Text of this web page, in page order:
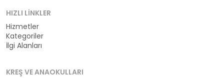
HIZLI LINKLER
Hizmetler
Kategoriler
İlgi Alanları
KREŞ VE ANAOKULLARI